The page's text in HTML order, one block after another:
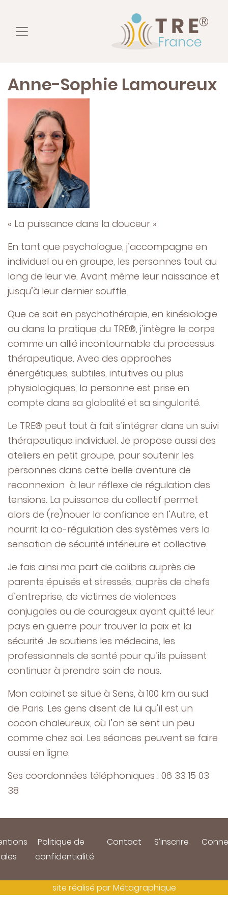
Anne-Sophie Lamoureux
« La puissance dans la douceur »
En tant que psychologue, j’accompagne en
individuel ou en groupe, les personnes tout au
long de leur vie. Avant même leur naissance et
jusqu’à leur dernier souffle.
Que ce soit en psychothérapie, en kinésiologie
ou dans la pratique du TRE®, j’intègre le corps
comme un allié incontournable du processus
thérapeutique. Avec des approches
énergétiques, subtiles, intuitives ou plus
physiologiques, la personne est prise en
compte dans sa globalité et sa singularité.
Le TRE® peut tout à fait s’intégrer dans un suivi
thérapeutique individuel. Je propose aussi des
ateliers en petit groupe, pour soutenir les
personnes dans cette belle aventure de
reconnexion à leur réflexe de régulation des
tensions. La puissance du collectif permet
alors de (re)nouer la confiance en l’Autre, et
nourrit la co-régulation des systèmes vers la
sensation de sécurité intérieure et collective.
Je fais ainsi ma part de colibris auprès de
parents épuisés et stressés, auprès de chefs
d’entreprise, de victimes de violences
conjugales ou de courageux ayant quitté leur
pays en guerre pour trouver la paix et la
sécurité. Je soutiens les médecins, les
professionnels de santé pour qu’ils puissent
continuer à prendre soin de nous.
Mon cabinet se situe à Sens, à 100 km au sud
de Paris. Les gens disent de lui qu’il est un
cocon chaleureux, où l’on se sent un peu
comme chez soi. Les séances peuvent se faire
aussi en ligne.
Ses coordonnées téléphoniques : 06 33 15 03
38
Politique de
confidentialité
Contact S’inscrire
site réalisé parMétagraphique